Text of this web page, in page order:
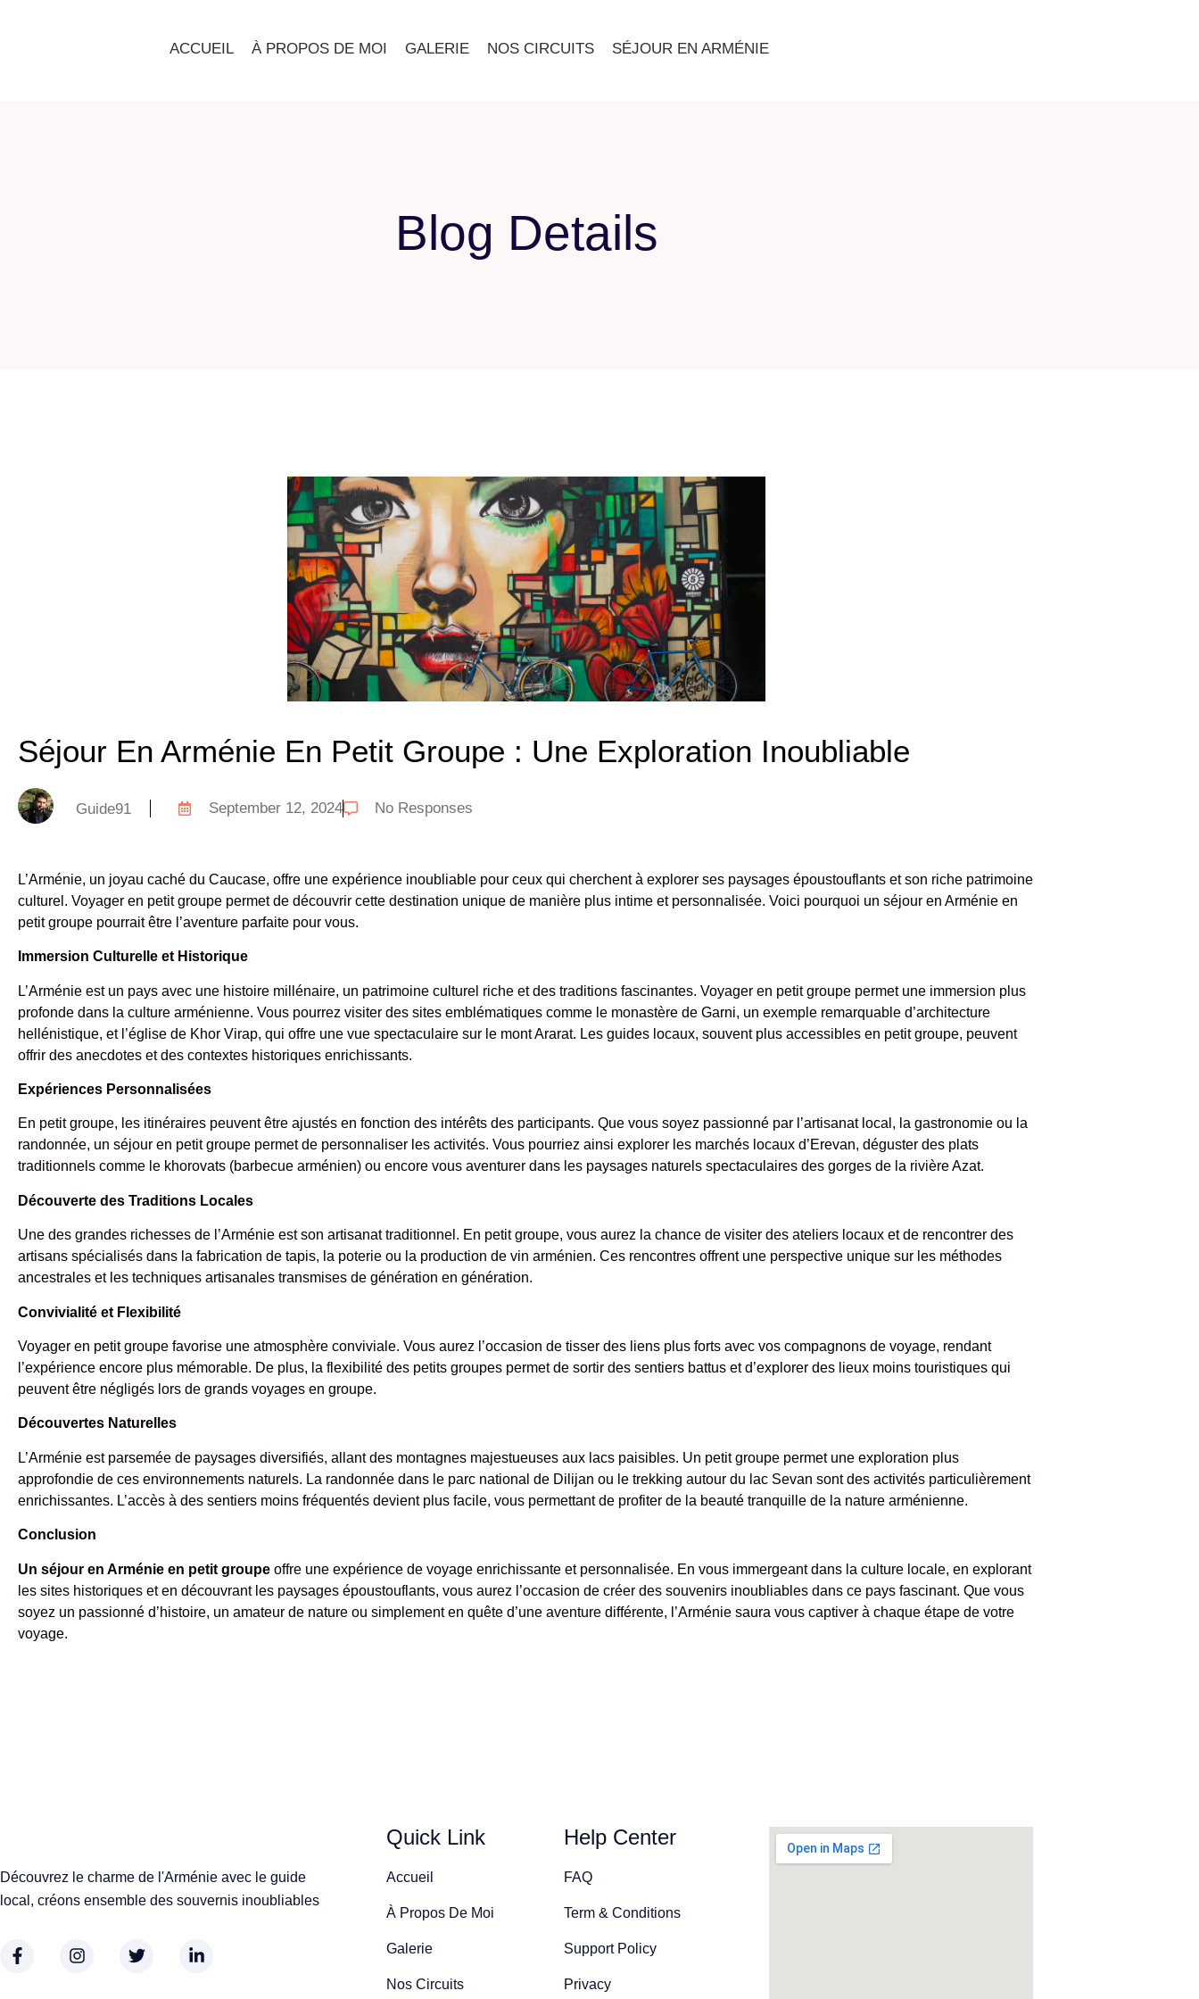
ACCUEIL À PROPOS DE MOI GALERIE NOS CIRCUITS SÉJOUR EN ARMÉNIE
Blog Details
Séjour En Arménie En Petit Groupe : Une Exploration Inoubliable
Guide91 September 12, 2024 No Responses
L’Arménie, un joyau caché du Caucase, offre une expérience inoubliable pour ceux qui cherchent à explorer ses paysages époustouflants et son riche patrimoine
culturel. Voyager en petit groupe permet de découvrir cette destination unique de manière plus intime et personnalisée. Voici pourquoi un séjour en Arménie en
petit groupe pourrait être l’aventure parfaite pour vous.
Immersion Culturelle et Historique
L’Arménie est un pays avec une histoire millénaire, un patrimoine culturel riche et des traditions fascinantes. Voyager en petit groupe permet une immersion plus
profonde dans la culture arménienne. Vous pourrez visiter des sites emblématiques comme le monastère de Garni, un exemple remarquable d’architecture
hellénistique, et l’église de Khor Virap, qui offre une vue spectaculaire sur le mont Ararat. Les guides locaux, souvent plus accessibles en petit groupe, peuvent
offrir des anecdotes et des contextes historiques enrichissants.
Expériences Personnalisées
En petit groupe, les itinéraires peuvent être ajustés en fonction des intérêts des participants. Que vous soyez passionné par l’artisanat local, la gastronomie ou la
randonnée, un séjour en petit groupe permet de personnaliser les activités. Vous pourriez ainsi explorer les marchés locaux d’Erevan, déguster des plats
traditionnels comme le khorovats (barbecue arménien) ou encore vous aventurer dans les paysages naturels spectaculaires des gorges de la rivière Azat.
Découverte des Traditions Locales
Une des grandes richesses de l’Arménie est son artisanat traditionnel. En petit groupe, vous aurez la chance de visiter des ateliers locaux et de rencontrer des
artisans spécialisés dans la fabrication de tapis, la poterie ou la production de vin arménien. Ces rencontres offrent une perspective unique sur les méthodes
ancestrales et les techniques artisanales transmises de génération en génération.
Convivialité et Flexibilité
Voyager en petit groupe favorise une atmosphère conviviale. Vous aurez l’occasion de tisser des liens plus forts avec vos compagnons de voyage, rendant
l’expérience encore plus mémorable. De plus, la flexibilité des petits groupes permet de sortir des sentiers battus et d’explorer des lieux moins touristiques qui
peuvent être négligés lors de grands voyages en groupe.
Découvertes Naturelles
L’Arménie est parsemée de paysages diversifiés, allant des montagnes majestueuses aux lacs paisibles. Un petit groupe permet une exploration plus
approfondie de ces environnements naturels. La randonnée dans le parc national de Dilijan ou le trekking autour du lac Sevan sont des activités particulièrement
enrichissantes. L’accès à des sentiers moins fréquentés devient plus facile, vous permettant de profiter de la beauté tranquille de la nature arménienne.
Conclusion
Un séjour en Arménie en petit groupe offre une expérience de voyage enrichissante et personnalisée. En vous immergeant dans la culture locale, en explorant
les sites historiques et en découvrant les paysages époustouflants, vous aurez l’occasion de créer des souvenirs inoubliables dans ce pays fascinant. Que vous
soyez un passionné d’histoire, un amateur de nature ou simplement en quête d’une aventure différente, l’Arménie saura vous captiver à chaque étape de votre
voyage.
Découvrez le charme de l'Arménie avec le guide
local, créons ensemble des souvernis inoubliables
Quick Link
Accueil
À Propos De Moi
Galerie
Nos Circuits
Help Center
FAQ
Term & Conditions
Support Policy
Privacy